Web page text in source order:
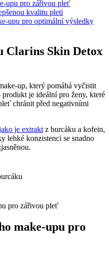
upu pro zářivou pleť
kvalitu pleti
upu pro optimální výsledky
Clarins Skin Detox
up, který pomáhá vyčistit
je ideální pro ženy, které
chránit před negativními
je extrakt z burcáku a kofein,
lehké konzistenci se snadno
make-upu pro